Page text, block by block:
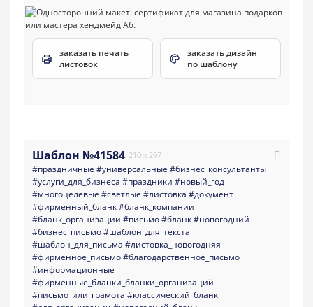
заказать печать
листовок
заказать дизайн
по шаблону
Шаблон №41584 210 x 297
#праздничные #универсальные #бизнес_консультанты
#услуги_для_бизнеса #праздники #новый_год
#многоцелевые #светлые #листовка #документ
#фирменный_бланк#бланк_компании
#бланк_организации #письмо#бланк#новогодний
#бизнес_письмо#шаблон_для_текста
#шаблон_для_письма #листовка_новогодняя
#фирменное_письмо#благодарственное_письмо
#информационные
#фирменные_бланки_бланки_организаций
#письмо_или_грамота #классический_бланк